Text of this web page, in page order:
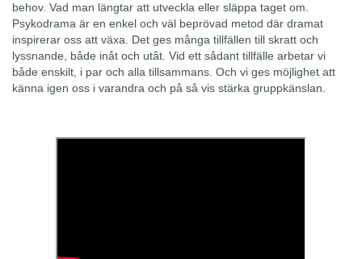
behov. Vad man längtar att utveckla eller släppa taget om.
Psykodrama är en enkel och väl beprövad metod där dramat
inspirerar oss att växa. Det ges många tillfällen till skratt och
lyssnande, både inåt och utåt. Vid ett sådant tillfälle arbetar vi
både enskilt, i par och alla tillsammans. Och vi ges möjlighet att
känna igen oss i varandra och på så vis stärka gruppkänslan.